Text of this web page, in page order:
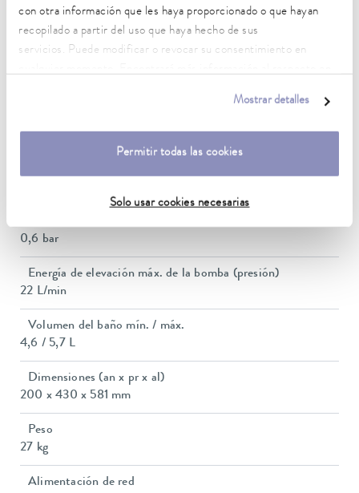
con otra información que les haya proporcionado o que hayan
recopilado a partir del uso que haya hecho de sus
servicios. Puede modificar o revocar su consentimiento en
Mostrar detalles
Permitir todas las cookies
Solo usar cookies necesarias
Estabilidad de temperatura
0.02 ± K
2.3 kW
0,6 bar
Energía de elevación máx. de la bomba (presión)
22 L/min
Volumen del baño mín. / máx.
4,6 / 5,7 L
Dimensiones (an x pr x al)
200 x 430 x 581 mm
Peso
27 kg
Alimentación de red